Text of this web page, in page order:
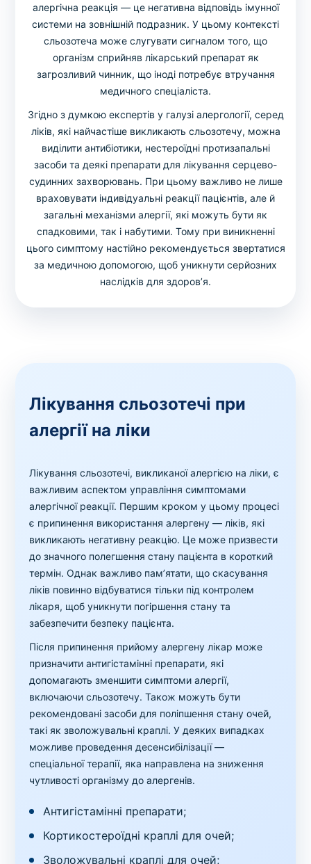
алергічна реакція — це негативна відповідь імунної
системи на зовнішній подразник. У цьому контексті
сльозотеча може слугувати сигналом того, що
організм сприйняв лікарський препарат як
загрозливий чинник, що іноді потребує втручання
медичного спеціаліста.
Згідно з думкою експертів у галузі алергології, серед
ліків, які найчастіше викликають сльозотечу, можна
виділити антибіотики, нестероїдні протизапальні
засоби та деякі препарати для лікування серцево-
судинних захворювань. При цьому важливо не лише
враховувати індивідуальні реакції пацієнтів, але й
загальні механізми алергії, які можуть бути як
спадковими, так і набутими. Тому при виникненні
цього симптому настійно рекомендується звертатися
за медичною допомогою, щоб уникнути серйозних
наслідків для здоров’я.
Лікування сльозотечі при
алергії на ліки
Лікування сльозотечі, викликаної алергією на ліки, є
важливим аспектом управління симптомами
алергічної реакції. Першим кроком у цьому процесі
є припинення використання алергену — ліків, які
викликають негативну реакцію. Це може призвести
до значного полегшення стану пацієнта в короткий
термін. Однак важливо пам’ятати, що скасування
ліків повинно відбуватися тільки під контролем
лікаря, щоб уникнути погіршення стану та
забезпечити безпеку пацієнта.
Після припинення прийому алергену лікар може
призначити антигістамінні препарати, які
допомагають зменшити симптоми алергії,
включаючи сльозотечу. Також можуть бути
рекомендовані засоби для поліпшення стану очей,
такі як зволожувальні краплі. У деяких випадках
можливе проведення десенсибілізації —
спеціальної терапії, яка направлена на зниження
чутливості організму до алергенів.
Антигістамінні препарати;
Кортикостероїдні краплі для очей;
Зволожувальні краплі для очей;